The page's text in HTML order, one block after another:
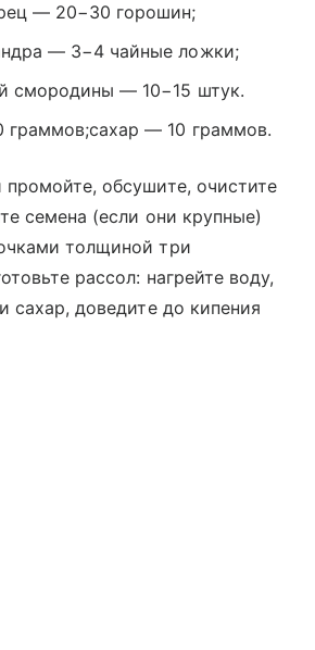
— 20−30 горошин;
— 3−4 чайные ложки;
смородины — 10−15 штук.
— 10 граммов.
обсушите, очистите
семена (если они крупные)
толщиной три
рассол: нагрейте воду,
сахар, доведите до кипения